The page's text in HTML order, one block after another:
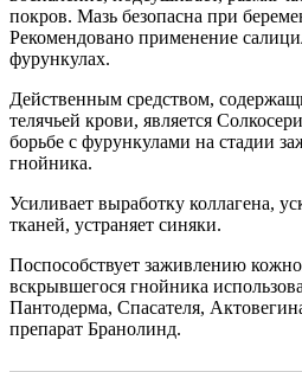
покров. Мазь безопасна при
Рекомендовано применение
фурункулах.
Действенным средством,
телячьей крови, является
борьбе с фурункулами на стадии
гнойника.
Усиливает выработку коллагена,
тканей, устраняет синяки.
Поспособствует заживлению
вскрывшегося гнойника
Пантодерма, Спасателя,
препарат Бранолинд.